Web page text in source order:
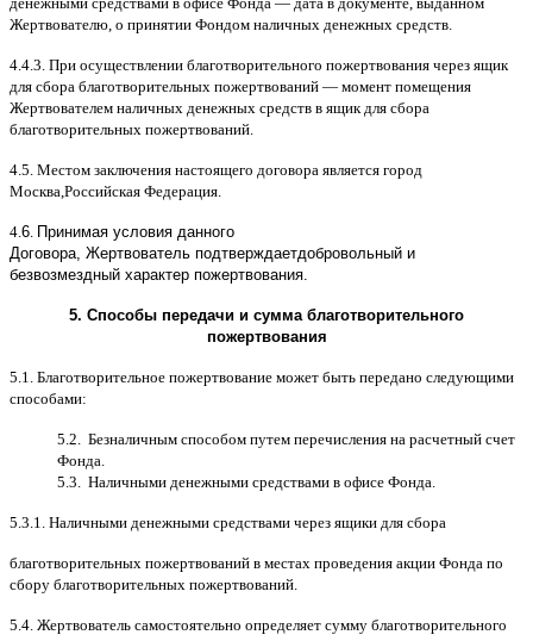
Жертвователю o принятии Фондом наличных денежных средств
4.4.3. При осуществлении благотворительного пожертвования через ящик
для сбора благотворительных пожертвований — момент помещения
Жертвователем наличных денежных средств в ящик для сбора
благотворительных пожертвований
4.5. Местом заключения настоящего договора является город
Москва Российская Федерация
4. 6 Принимая условия данного
Договора, Жертвователь подтверждаетдобровольный и
безвозмездный характер пожертвования
5. Способы передачи и сумма благотворительного
пожертвования
5.1. Благотворительное пожертвование может быть передано следующими
способами:
5.2. Безналичным способом путем перечисления на расчетный счет
Фонда
5.3. Наличными денежными средствами в офисе Фонда
5.3.1. Наличными денежными средствами через ящики для сбора
благотворительных пожертвований в местах проведения акции Фонда по
сбору благотворительных пожертвований
5.4. Жертвователь самостоятельно определяет сумму благотворительного